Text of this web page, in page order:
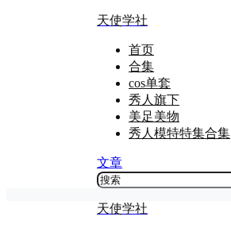
天使学社
首页
合集
cos单套
秀人旗下
美足美物
秀人模特特集合集
文章
天使学社